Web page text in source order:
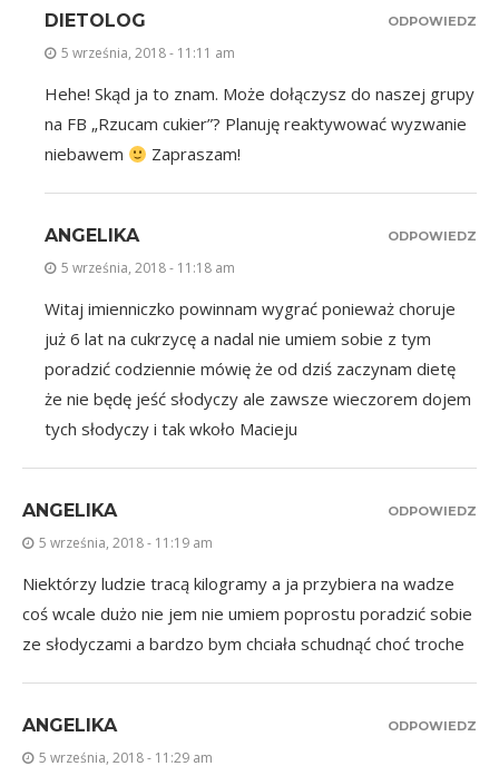
DIETOLOG
5 września, 2018 - 11:11 am
Hehe! Skąd ja to znam. Może dołączysz do naszej grupy
na FB „Rzucam cukier”? Planuję reaktywować wyzwanie
niebawem
Zapraszam!
ODPOWIEDZ
ANGELIKA
5 września, 2018 - 11:18 am
Witaj imienniczko powinnam wygrać ponieważ choruje
już 6 lat na cukrzycę a nadal nie umiem sobie z tym
poradzić codziennie mówię że od dziś zaczynam dietę
że nie będę jeść słodyczy ale zawsze wieczorem dojem
tych słodyczy i tak wkoło Macieju
ODPOWIEDZ
ANGELIKA
5 września, 2018 - 11:19 am
Niektórzy ludzie tracą kilogramy a ja przybiera na wadze
coś wcale dużo nie jem nie umiem poprostu poradzić sobie
ze słodyczami a bardzo bym chciała schudnąć choć troche
ODPOWIEDZ
ANGELIKA
5 września, 2018 - 11:29 am
ODPOWIEDZ